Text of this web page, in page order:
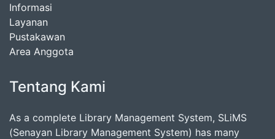
Informasi
Layanan
Pustakawan
Area Anggota
Tentang Kami
As a complete Library Management System, SLiMS
(Senayan Library Management System) has many